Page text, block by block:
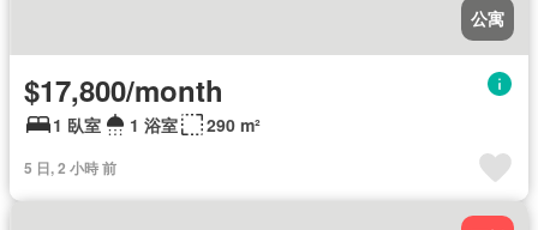
公寓
$17,800/month
1 臥室 1 浴室 290 m²
5 日, 2 小時 前